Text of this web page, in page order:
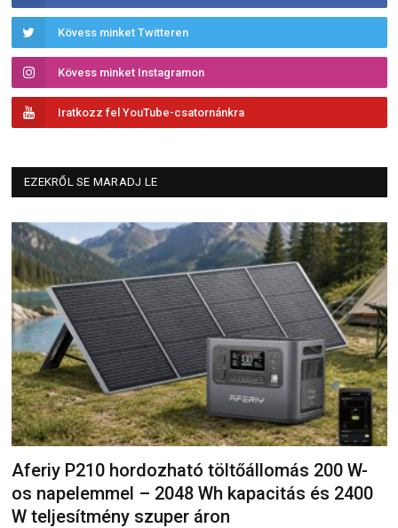
Kövess minket Twitteren
Kövess minket Instagramon
Iratkozz fel YouTube-csatornánkra
EZEKRŐL SE MARADJ LE
Aferiy P210 hordozható töltőállomás 200 W-
os napelemmel – 2048 Wh kapacitás és 2400
W teljesítmény szuper áron